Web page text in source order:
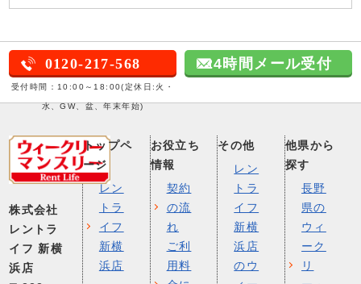
0120-217-568
受付時間：10:00～18:00(定休日:火・
水、GW、盆、年末年始)
24時間メール受付
株式会社
レントラ
イフ 新横
浜店
トップペ
ージ
レン
トラ
イフ
新横
浜店
お役立ち
情報
契約
の流
れ
ご利
用料
その他
レン
トラ
イフ
新横
浜店
のウ
他県から
探す
長野
県の
ウィ
ーク
リ